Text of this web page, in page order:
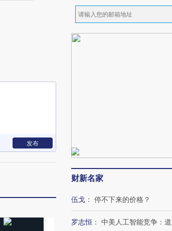
发布
财新名家
伍戈 ： 停不下来的价格？
罗志恒 ： 中美人工智能竞争：